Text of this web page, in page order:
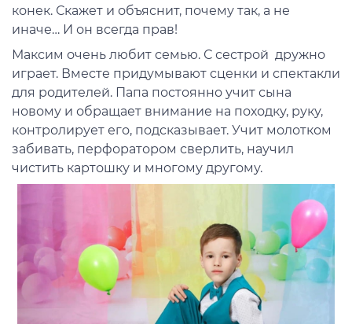
конек. Скажет и объяснит, почему так, а не
иначе… И он всегда прав!
Максим очень любит семью. С сестрой дружно
играет. Вместе придумывают сценки и спектакли
для родителей. Папа постоянно учит сына
новому и обращает внимание на походку, руку,
контролирует его, подсказывает. Учит молотком
забивать, перфоратором сверлить, научил
чистить картошку и многому другому.